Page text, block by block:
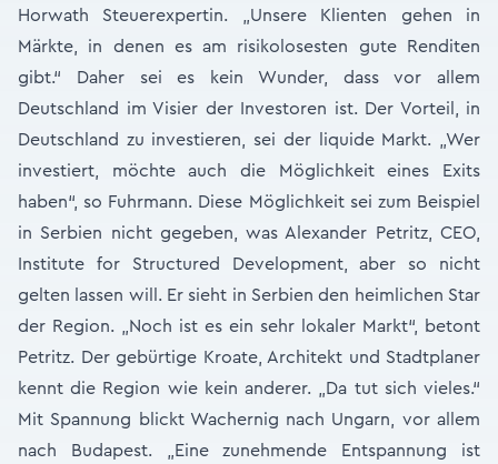
Horwath Steuerexpertin. „Unsere Klienten gehen in
Märkte, in denen es am risikolosesten gute Renditen
gibt.“ Daher sei es kein Wunder, dass vor allem
Deutschland im Visier der Investoren ist. Der Vorteil, in
Deutschland zu investieren, sei der liquide Markt. „Wer
investiert, möchte auch die Möglichkeit eines Exits
haben“, so Fuhrmann. Diese Möglichkeit sei zum Beispiel
in Serbien nicht gegeben, was Alexander Petritz, CEO,
Institute for Structured Development, aber so nicht
gelten lassen will. Er sieht in Serbien den heimlichen Star
der Region. „Noch ist es ein sehr lokaler Markt“, betont
Petritz. Der gebürtige Kroate, Architekt und Stadtplaner
kennt die Region wie kein anderer. „Da tut sich vieles.“
Mit Spannung blickt Wachernig nach Ungarn, vor allem
nach Budapest. „Eine zunehmende Entspannung ist